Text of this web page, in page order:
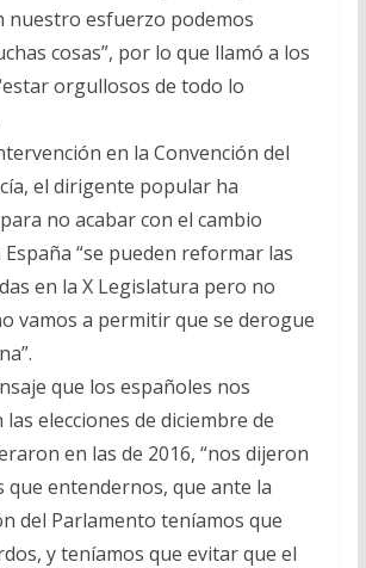
nuestro esfuerzo podemos
cosas”, por lo que llamó a los
orgullosos de todo lo
en la Convención del
el dirigente popular ha
no acabar con el cambio
“se pueden reformar las
en la X Legislatura pero no
vamos a permitir que se derogue
que los españoles nos
elecciones de diciembre de
en las de 2016, “nos dijeron
que entendernos, que ante la
del Parlamento teníamos que
y teníamos que evitar que el